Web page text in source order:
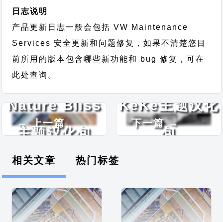
日志说明
产品更新日志一般会包括 VW Maintenance
Services 安全更新和问题修复，如果不清楚您目
前所用的版本包含哪些新功能和 bug 修复，可在
此处查询。
← 上一篇
Nature Bliss
主题汉化包
下一篇 →
KeKe主题汉化
包
相关文章 热门标签